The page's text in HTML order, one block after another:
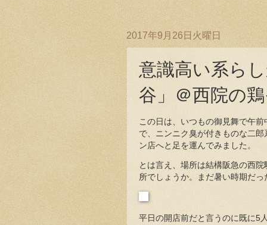
2017年9月26日火曜日
意識高い系ら
谷」＠西院の
この日は、いつもの御見舞で午
で、ニンニク臭が付きものな二
ン店へと足を運んでみました。
とは言え、場所は結構阪急の西
所でしょうか。まだ暑い時期だ
平日の開店前だと言うのに既に5